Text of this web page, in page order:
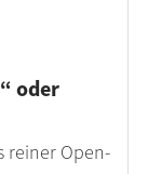
oder
reiner Open-